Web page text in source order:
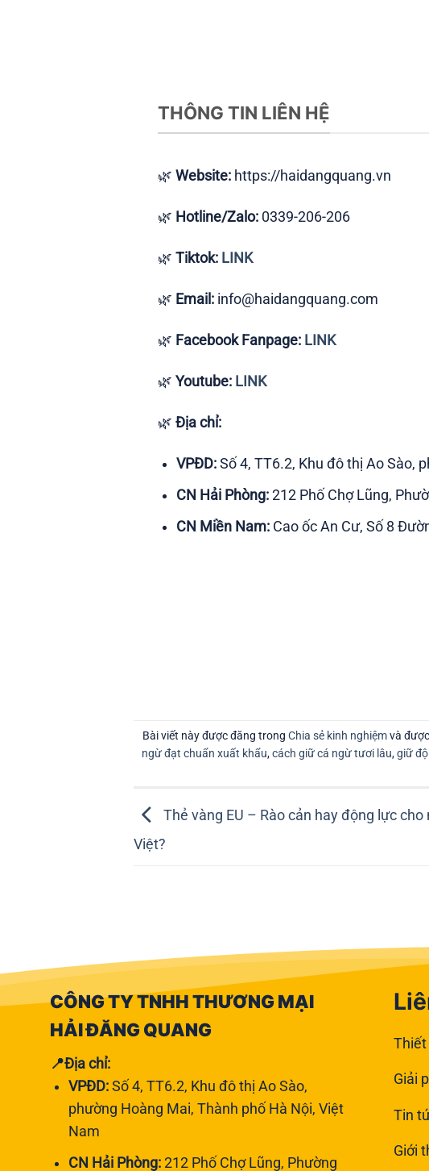
THÔNG TIN LIÊN HỆ
🌿Website: https://haidangquang.vn
🌿 Hotline/Zalo: 0339-206-206
🌿Tiktok: LINK
🌿 Email: info@haidangquang.com
🌿 Facebook Fanpage: LINK
🌿Youtube: LINK
🌿Địa chỉ:
VPĐD: Số 4, TT6.2, Khu đô thị Ao Sào,
CN Hải Phòng: 212 Phố Chợ Lũng,
CN Miền Nam: Cao ốc An Cư, Số 8
Bài viết này được đăng trong Chia sẻ kinh nghiệmvà
ngừ đạt chuẩn xuất khẩu,cách giữ cá ngừ tươi lâu,giữ
Thẻ vàng EU – Rào cản hay động lực cho
Việt?
CÔNG TY TNHH THƯƠNG MẠI
HẢI ĐĂNG QUANG
📍Địa chỉ:
VPĐD: Số 4, TT6.2, Khu đô thị Ao Sào,
phường Hoàng Mai, Thành phố Hà Nội, Việt
Nam
CN Hải Phòng: 212 Phố Chợ Lũng, Phường
Thiết
Giải
Tin
Giới